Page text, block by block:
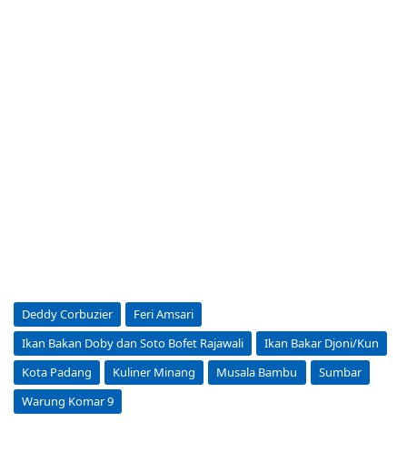
Deddy Corbuzier
Feri Amsari
Ikan Bakan Doby dan Soto Bofet Rajawali
Ikan Bakar Djoni/Kun
Kota Padang
Kuliner Minang Musala Bambu
Sumbar
Warung Komar 9